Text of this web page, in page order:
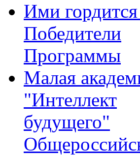
Ими
Победители
Программы
Малая
"Интеллект
будущего"